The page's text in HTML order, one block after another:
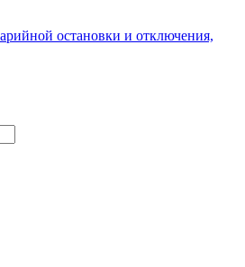
остановки и отключения,